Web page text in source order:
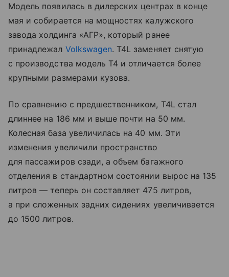
Модель появилась в дилерских центрах в конце
мая и собирается на мощностях калужского
завода холдинга «АГР», который ранее
принадлежал Volkswagen. T4L заменяет снятую
с производства модель T4 и отличается более
крупными размерами кузова.
По сравнению с предшественником, T4L стал
длиннее на 186 мм и выше почти на 50 мм.
Колесная база увеличилась на 40 мм. Эти
изменения увеличили пространство
для пассажиров сзади, а объем багажного
отделения в стандартном состоянии вырос на 135
литров — теперь он составляет 475 литров,
а при сложенных задних сидениях увеличивается
до 1500 литров.